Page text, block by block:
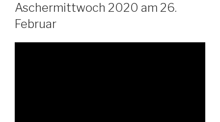
Aschermittwoch 2020 am 26.
Februar